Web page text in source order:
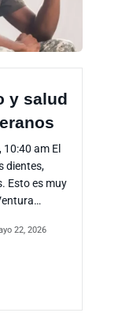
y salud
am El
dientes,
Esto es muy
22, 2026